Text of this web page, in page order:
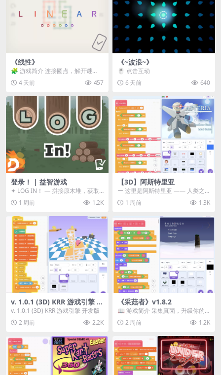
《线性》
🧩 游戏简介 连接圆点，解开谜
题。 ⚠️ 重要提示 所有关卡均可通
关，请确保使用...
4 天前 457
《~波浪~》
🖱️ 点击互动
6 天前
640
登录！ | 益智游戏
✦ LOG IN！ — 拼接原木堆，获取
分数！ ᑕ☲◎ ᑕ☲◎ ᑕ☲◎ ᑕ☲◎ ...
1 周前 1.2K
【3D】阿斯特里亚
ー 这里是阿斯特里亚 —— 人类之
罪与未来希望交汇之地 📖 游戏简
介 《阿斯特里...
1 周前 1.3K
v. 1.0.1 (3D) KRR 游戏引擎 开
发版
v. 1.0.1 (3D) KRR 游戏引擎 开发版
2 周前
2.2K
《采菇者》v1.8.2
📖 游戏简介 采集真菌，升级你的
机体，并前往未知领域探索。 这是
一款静谧的探索冒...
2 周前 1.2K